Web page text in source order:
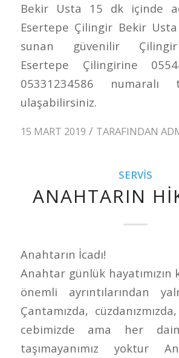
Bekir Usta 15 dk içinde
Esertepe Çilingir Bekir
sunan güvenilir Çilingir
Esertepe Çilingirine
05331234586 numaralı
ulaşabilirsiniz.
15 MART 2019 / TARAFINDAN
SERVIS
ANAHTARIN
Anahtarın İcadı!
Anahtar günlük hayatımızın
önemli ayrıntılarından
Çantamızda,
cebimizde ama her daim
taşımayanımız yoktur